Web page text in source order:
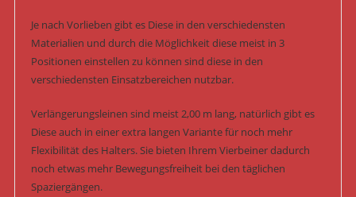
Je nach Vorlieben gibt es Diese in den verschiedensten
Materialien und durch die Möglichkeit diese meist in 3
Positionen einstellen zu können sind diese in den
verschiedensten Einsatzbereichen nutzbar.
Verlängerungsleinen sind meist 2,00 m lang, natürlich gibt es
Diese auch in einer extra langen Variante für noch mehr
Flexibilität des Halters. Sie bieten Ihrem Vierbeiner dadurch
noch etwas mehr Bewegungsfreiheit bei den täglichen
Spaziergängen.